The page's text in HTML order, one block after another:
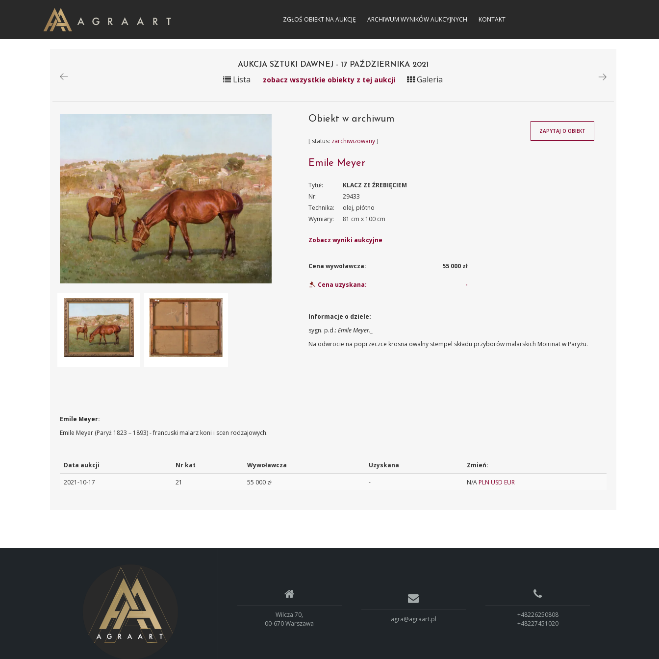
ZGŁOŚ OBIEKT NA AUKCJĘ ARCHIWUM WYNIKÓW AUKCYJNYCH KONTAKT
AUKCJA SZTUKI DAWNEJ - 17 PAŹDZIERNIKA 2021
Lista zobacz wszystkie obiekty z tej aukcji Galeria
Obiekt w archiwum
[ status: zarchiwizowany]
Emile Meyer
Tytuł:
KLACZ ZE ŹREBIĘCIEM
Nr:
29433
Technika:
olej, płótno
Wymiary:
81 cm x 100 cm
Zobacz wyniki aukcyjne
Cena wywoławcza: 55 000 zł
Cena uzyskana: -
ZAPYTAJ O OBIEKT
Informacje o dziele:
sygn. p.d.:Emile Meyer._
Na odwrocie na poprzeczce krosna owalny stempel składu przyborów malarskich Moirinat w Paryżu.
Emile Meyer:
Emile Meyer (Paryż 1823 – 1893) - francuski malarz koni i scen rodzajowych.
Data aukcji Nr kat Wywoławcza Uzyskana Zmień:
2021-10-17 21 55 000 zł - N/APLN USD EUR
Wilcza 70,
00-670 Warszawa
agra@agraart.pl
+48226250808
+48227451020